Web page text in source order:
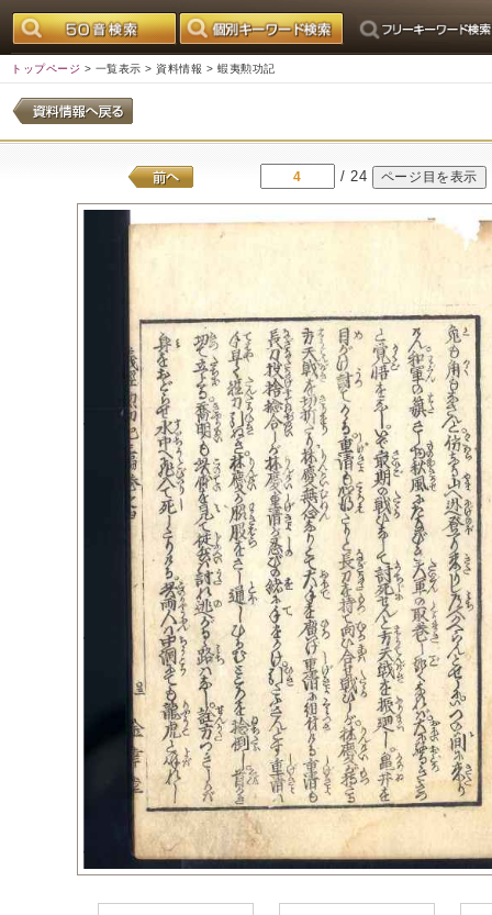
トップページ > 一覧表示 > 資料情報 > 蝦夷勲功記
/ 24